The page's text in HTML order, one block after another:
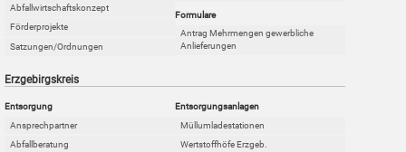
Abfallwirtschaftskonzept
Förderprojekte
Satzungen/Ordnungen
Formulare
Antrag Mehrmengen gewerbliche
Anlieferungen
Erzgebirgskreis
Entsorgung
Ansprechpartner
Abfallberatung
Entsorgungsanlagen
Müllumladestationen
Wertstoffhöfe Erzgeb.